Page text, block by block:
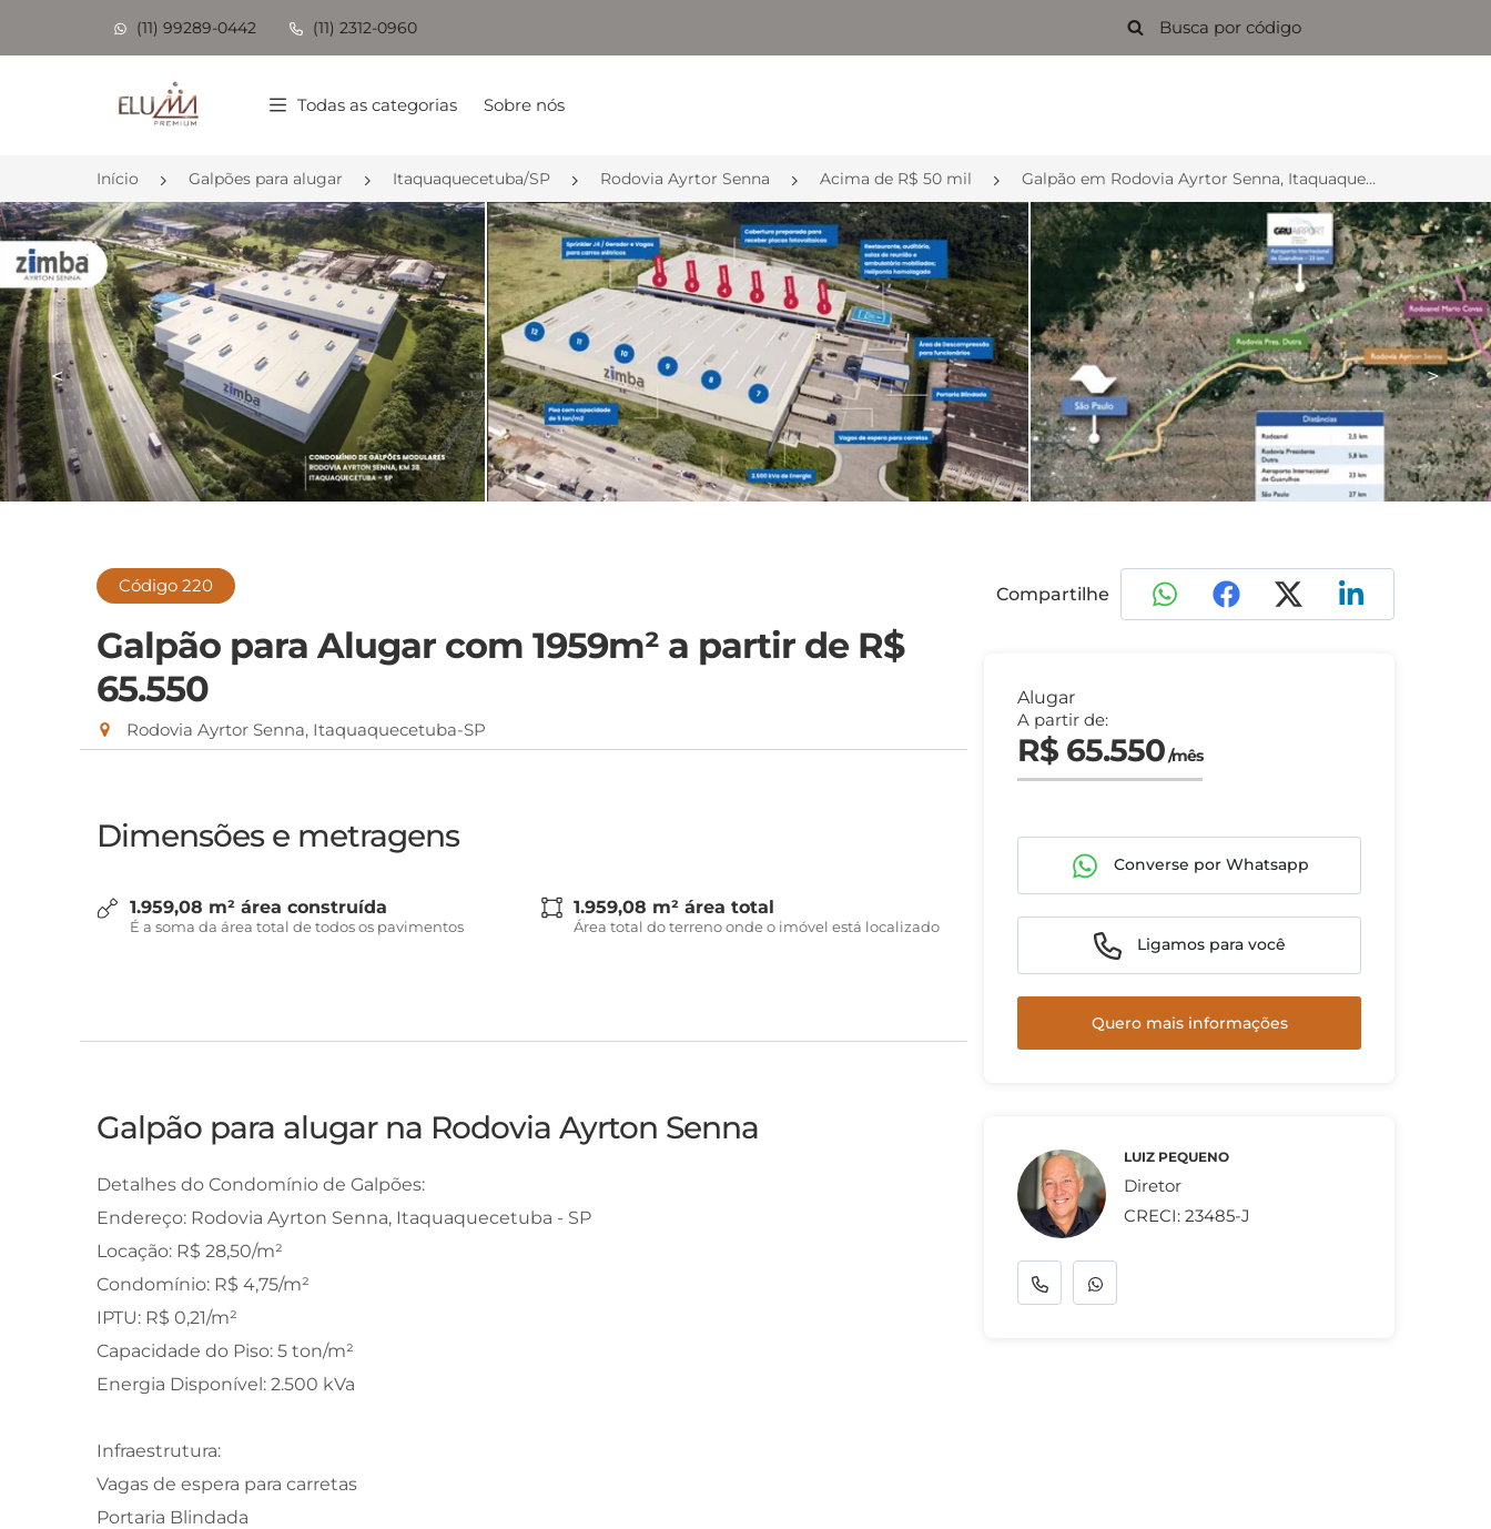
(11) 99289-0442 (11) 2312-0960
Página inicial
Todas as categorias Sobre nós
Início Galpões para alugar Itaquaquecetuba/SP Rodovia Ayrtor Senna Acima de R$ 50 mil Galpão em Rodovia Ayrtor Senna, Itaquaquecetuba-SP a partir de R$ 65.550
< >
Código 220
Galpão para Alugar com 1959m² a partir de R$
65.550
Rodovia Ayrtor Senna, Itaquaquecetuba-SP
Dimensões e metragens
1.959,08 m² área construída
É a soma da área total de todos os pavimentos
1.959,08 m² área total
Área total do terreno onde o imóvel está localizado
Galpão para alugar na Rodovia Ayrton Senna
Detalhes do Condomínio de Galpões:
Endereço: Rodovia Ayrton Senna, Itaquaquecetuba - SP
Locação: R$ 28,50/m²
Condomínio: R$ 4,75/m²
IPTU: R$ 0,21/m²
Capacidade do Piso: 5 ton/m²
Energia Disponível: 2.500 kVa
Infraestrutura:
Vagas de espera para carretas
Portaria Blindada
Compartilhe
Alugar
A partir de:
R$ 65.550/mês
Converse por Whatsapp
Ligamos para você
Quero mais informações
LUIZ PEQUENO
Diretor
CRECI: 23485-J